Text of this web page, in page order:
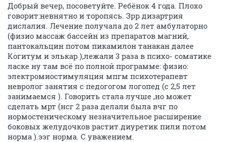
Добрый вечер, посоветуйте. Ребёнок 4 года. Плохо
говорит:невнятно и торопясь. Зрр дизартрия
дислалия. Лечение получала до 2 лет амбулаторно
(физио массаж бассейн из препаратов магний,
пантокальцин потом пикамилон танакан далее
Когитум и элькар ),лежали 3 раза в психо- соматике
ласке ну там всё по полной программе: физио:
электромиостимуляция мпгм психотерапевт
невролог занятия с педогогом логопед (с 2,5 лет
занимаемся ). Говорить стала лучше ,но может
сделать мрт (нсг 2 раза делали была вчг по
нормостеническому незначительное расширение
боковых желудочков растит.диуретик пили потом
норма ).ээг норма. С уважением.